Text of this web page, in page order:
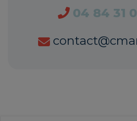
04 84 31